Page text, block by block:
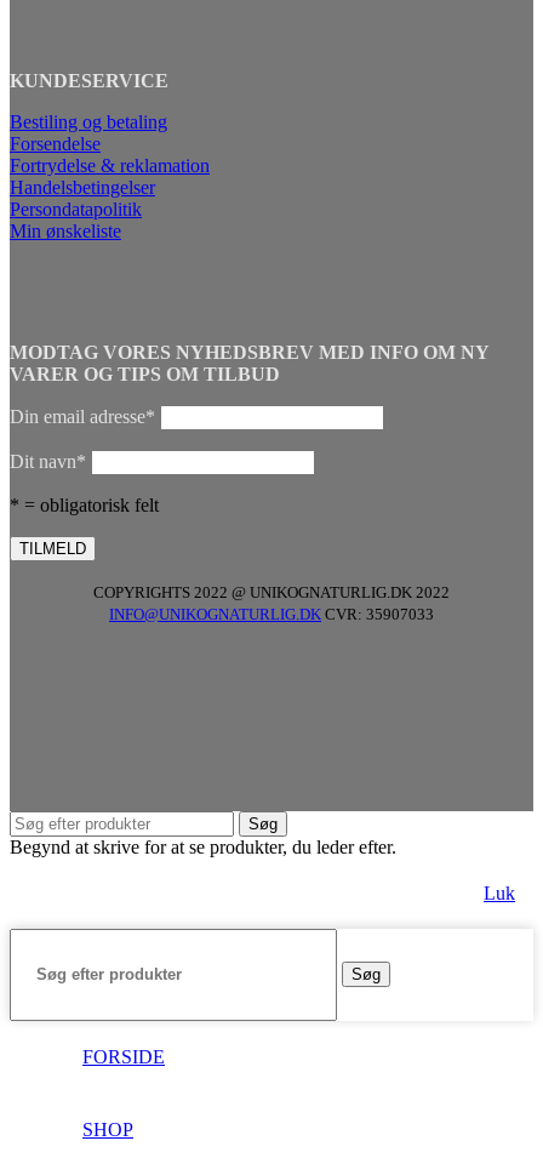
KUNDESERVICE
Bestiling og betaling
Forsendelse
Fortrydelse & reklamation
Handelsbetingelser
Persondatapolitik
Min ønskeliste
MODTAG VORES NYHEDSBREV MED INFO OM NY
VARER OG TIPS OM TILBUD
Din email adresse*
Dit navn*
* = obligatorisk felt
COPYRIGHTS 2022 @ UNIKOGNATURLIG.DK 2022
INFO@UNIKOGNATURLIG.DK CVR: 35907033
Søg
Begynd at skrive for at se produkter, du leder efter.
Luk
Søg
FORSIDE
SHOP